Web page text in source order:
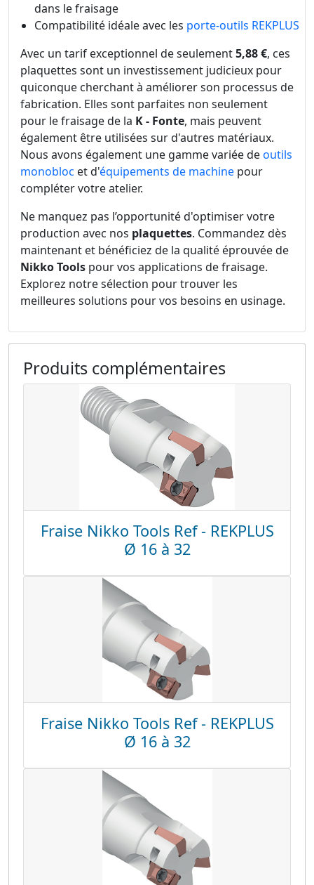
dans le fraisage
Compatibilité idéale avec les porte-outils REKPLUS
Avec un tarif exceptionnel de seulement5,88 €, ces
plaquettes sont un investissement judicieux pour
quiconque cherchant à améliorer son processus de
fabrication. Elles sont parfaites non seulement
pour le fraisage de la K - Fonte, mais peuvent
également être utilisées sur d'autres matériaux.
Nous avons également une gamme variée deoutils
monobloc et d'équipements de machine pour
compléter votre atelier.
Ne manquez pas l’opportunité d'optimiser votre
production avec nos plaquettes. Commandez dès
maintenant et bénéficiez de la qualité éprouvée de
Nikko Tools pour vos applications de fraisage.
Explorez notre sélection pour trouver les
meilleures solutions pour vos besoins en usinage.
Produits complémentaires
Fraise Nikko Tools Ref - REKPLUS
Ø 16 à 32
Fraise Nikko Tools Ref - REKPLUS
Ø 16 à 32